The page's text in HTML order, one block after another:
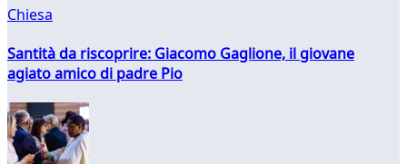
Chiesa
Santità da riscoprire: Giacomo Gaglione, il giovane
agiato amico di padre Pio